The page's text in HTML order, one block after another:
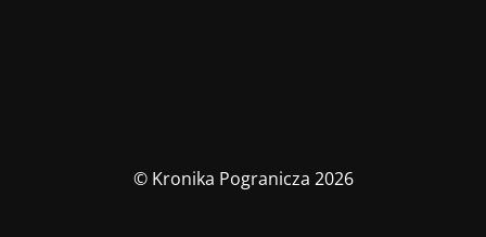
© Kronika Pogranicza 2026